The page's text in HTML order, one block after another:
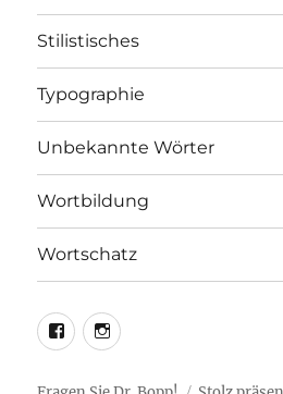
Stilistisches
Typographie
Unbekannte Wörter
Wortbildung
Wortschatz
LEO@Facebook
LEO@Instagram